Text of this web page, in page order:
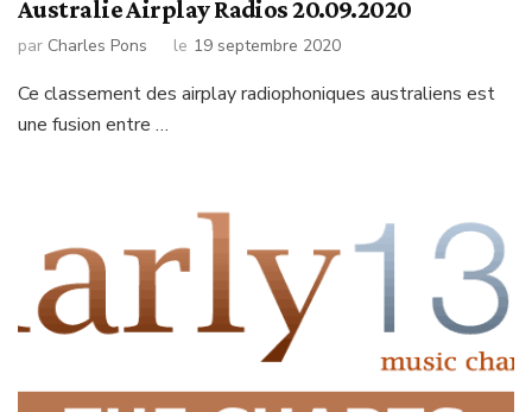
Australie Airplay Radios 20.09.2020
par Charles Pons le 19 septembre 2020
Ce classement des airplay radiophoniques australiens est
une fusion entre …